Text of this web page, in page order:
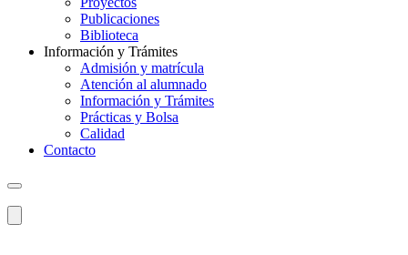
Publicaciones
Biblioteca
Información y Trámites
Admisión y matrícula
Atención al alumnado
Información y Trámites
Prácticas y Bolsa
Calidad
Contacto